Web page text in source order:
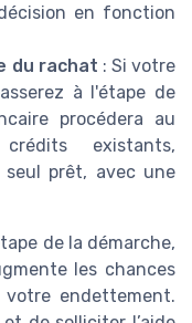
en fonction
du rachat : Si votre
à l'étape de
procédera au
existants,
seul prêt, avec une
de la démarche,
les chances
endettement.